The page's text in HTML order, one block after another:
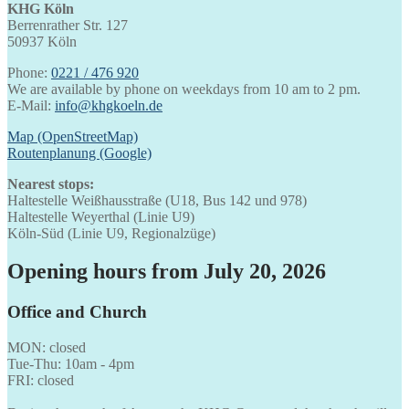
KHG Köln
Berrenrather Str. 127
50937 Köln
Phone: 0221 / 476 920
We are available by phone on weekdays from 10 am to 2 pm.
E-Mail: info@khgkoeln.de
Map (OpenStreetMap)
Routenplanung (Google)
Nearest stops:
Haltestelle Weißhausstraße (U18, Bus 142 und 978)
Haltestelle Weyerthal (Linie U9)
Köln-Süd (Linie U9, Regionalzüge)
Opening hours from July 20, 2026
Office and Church
MON: closed
Tue-Thu: 10am - 4pm
FRI: closed